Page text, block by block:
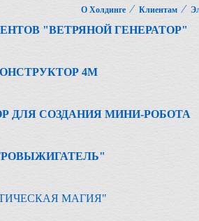
О Холдинге ⁄ Клиентам ⁄
"ВЕТРЯНОЙ ГЕНЕРАТОР"
4М
ДЛЯ СОЗДАНИЯ МИНИ-РОБОТА
МАГИЯ"